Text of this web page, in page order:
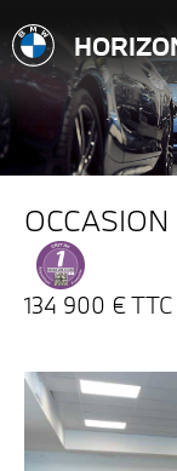
134 900 €